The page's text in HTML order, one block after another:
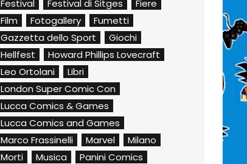
Festival
Festival di Sitges
Fiere
Film
Fotogallery
Fumetti
Gazzetta dello Sport
Giochi
Hellfest
Howard Phillips Lovecraft
Leo Ortolani
Libri
London Super Comic Con
Lucca Comics & Games
Lucca Comics and Games
Marco Frassinelli
Marvel
Milano
Morti
Musica
Panini Comics